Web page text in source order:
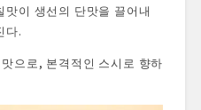
이 생선의 단맛을 끌어내
다.
으로, 본격적인 스시로 향하